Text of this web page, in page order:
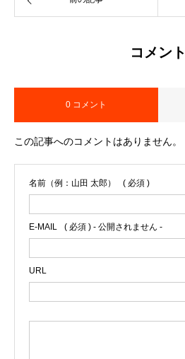
コメント
0 コメント
この記事へのコメントはありません。
名前（例：山田 太郎） ( 必須 )
E-MAIL ( 必須 ) - 公開されません -
URL